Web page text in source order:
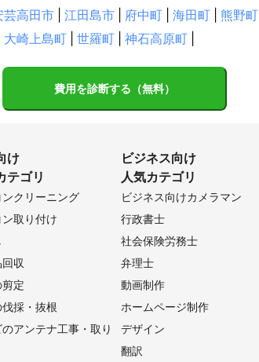
芸高田市 江田島市 府中町 海田町 熊野町
大崎上島町 世羅町 神石高原町
費用を診断する（無料）
け
テゴリ
ンクリーニング
取り付け
収
定
採・抜根
アンテナ工事・取り
ビジネス向け
人気カテゴリ
ビジネス向けカメラマン
行政書士
社会保険労務士
弁理士
動画制作
ホームページ制作
デザイン
翻訳